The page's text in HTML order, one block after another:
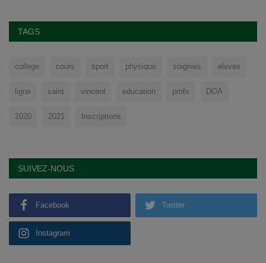
TAGS
college cours sport physique soignies eleves
ligne saint vincent education profs DOA
2020 2021 Inscriptions
SUIVEZ-NOUS
Facebook Twitter
Instagram